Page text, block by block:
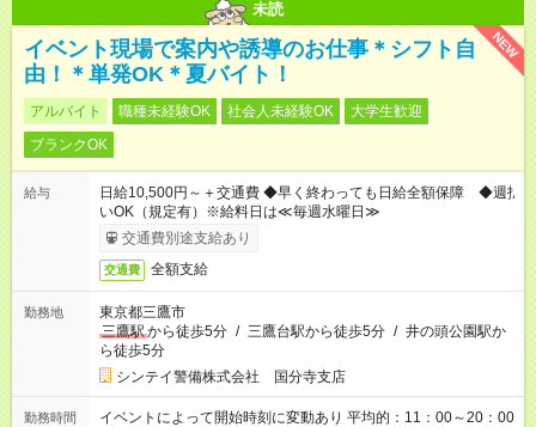
未読
NEW
イベント現場で案内や誘導のお仕事＊シフト自
由！＊単発OK＊夏バイト！
アルバイト 職種未経験OK 社会人未経験OK
大学生歓迎
ブランクOK
給与
日給10,500円～＋交通費 ◆早く終わっても日給全額保障 ◆週払
いOK（規定有）※給料日は≪毎週水曜日≫
交通費別途支給あり
交通費 全額支給
勤務地
東京都三鷹市
三鷹駅から徒歩5分 / 三鷹台駅から徒歩5分 / 井の頭公園駅か
ら徒歩5分
シンテイ警備株式会社 国分寺支店
勤務時間
イベントによって開始時刻に変動あり 平均的：11：00～20：00